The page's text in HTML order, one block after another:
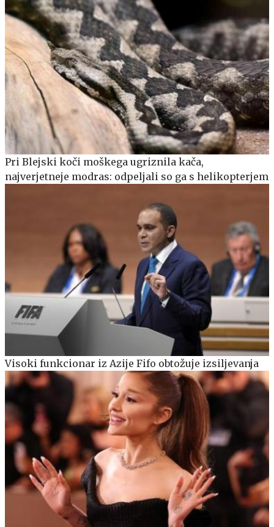
Pri Blejski koči moškega ugriznila kača,
najverjetneje modras: odpeljali so ga s helikopterjem
Visoki funkcionar iz Azije Fifo obtožuje izsiljevanja